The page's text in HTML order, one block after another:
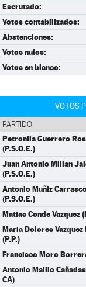
Escrutado:
Votos contabilizados:
Abstenciones:
Votos nulos:
Votos en blanco:
VOTOS
PARTIDO
Petronila Guerrero
(P.S.O.E.)
Juan Antonio Millan
(P.S.O.E.)
Antonio Muñiz
(P.S.O.E.)
Matias Conde Vazquez
Maria Dolores Vazquez
(P.P.)
Francisco Moro
Antonio Maillo
CA)